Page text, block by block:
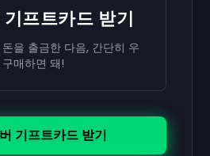
프트카드 받기
을 출금한 다음, 간단히 우
매하면 돼!
기프트카드 받기